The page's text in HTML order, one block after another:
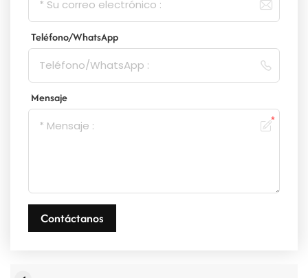
Teléfono/WhatsApp
Mensaje
Contáctanos